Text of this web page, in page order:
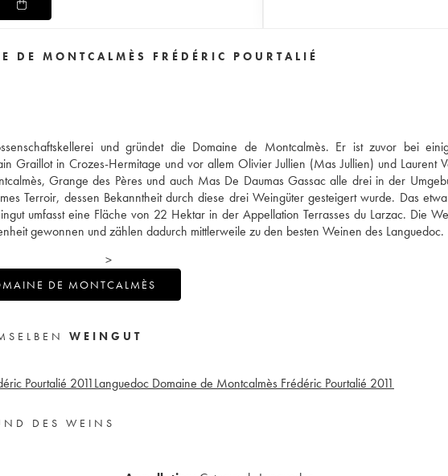
DE MONTCALMÈS FRÉDÉRIC POURTALIÉ
und gründet die Domaine de Montcalmès. Er ist zuvor bei
Graillot in Crozes-Hermitage und vor allem Olivier Jullien (Mas Jullien) und Laurent
Grange des Pères und auch Mas De Daumas Gassac alle drei in der
Terroir, dessen Bekanntheit durch diese drei Weingüter gesteigert wurde. Das
umfasst eine Fläche von 22 Hektar in der Appellation Terrasses du Larzac. Die
gewonnen und zählen dadurch mittlerweile zu den besten Weinen des Languedoc.
>
DE MONTCALMÈS
WEINGUT
Pourtalié 2011Languedoc Domaine de Montcalmès Frédéric Pourtalié 2011
DES WEINS